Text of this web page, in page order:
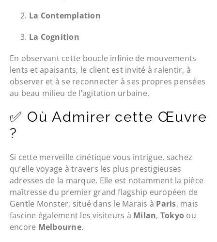
La Contemplation
La Cognition
En observant cette boucle infinie de mouvements
lents et apaisants, le client est invité à ralentir, à
observer et à se reconnecter à ses propres pensées
au beau milieu de l’agitation urbaine.
✅ Où Admirer cette Œuvre
?
Si cette merveille cinétique vous intrigue, sachez
qu’elle voyage à travers les plus prestigieuses
adresses de la marque. Elle est notamment la pièce
maîtresse du premier grand flagship européen de
Gentle Monster, situé dans le Marais à Paris, mais
fascine également les visiteurs à Milan, Tokyo ou
encore Melbourne.